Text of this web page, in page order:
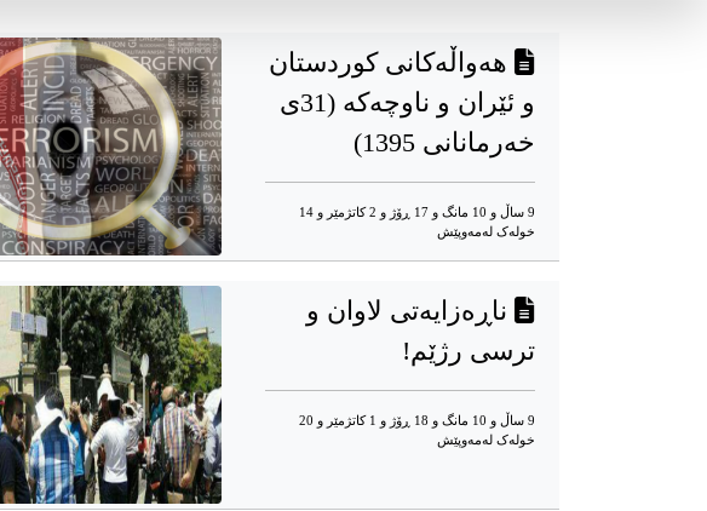
هەواڵەکانی کوردستان
و ئێران و ناوچەکە (31ی
خەرمانانی 1395)
9 ساڵ و 10 مانگ و 17 ڕۆژ و 2 کاتژمێر و 14
خوله‌ک له‌مه‌وپێش‌
ناڕەزایەتی لاوان و
ترسی رژێم!
9 ساڵ و 10 مانگ و 18 ڕۆژ و 1 کاتژمێر و 20
خوله‌ک له‌مه‌وپێش‌